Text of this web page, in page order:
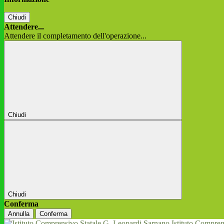
Chiudi
Attendere...
Attendere il completamento dell'operazione...
Chiudi
Chiudi
Conferma
Annulla Conferma